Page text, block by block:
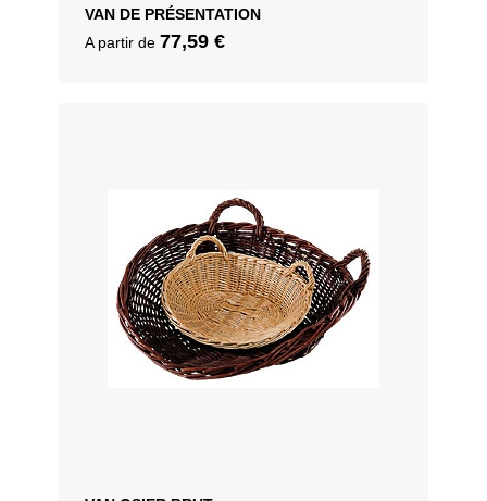
VAN DE PRÉSENTATION
A partir de 77,59 €